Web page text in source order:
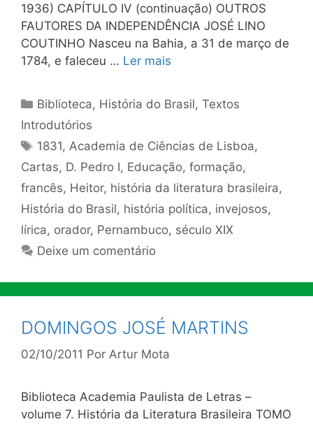
1936) CAPÍTULO IV (continuação) OUTROS
FAUTORES DA INDEPENDÊNCIA JOSÉ LINO
COUTINHO Nasceu na Bahia, a 31 de março de
1784, e faleceu … Ler mais
Categorias
Biblioteca, História do Brasil,Textos
Introdutórios
Tags
1831, Academia de Ciências de Lisboa,
Cartas, D. Pedro I, Educação, formação,
francês, Heitor, história da literatura brasileira,
História do Brasil, história política, invejosos,
lírica, orador, Pernambuco, século XIX
Deixe um comentário
DOMINGOS JOSÉ MARTINS
02/10/2011 Por Artur Mota
Biblioteca Academia Paulista de Letras –
volume 7. História da Literatura Brasileira TOMO